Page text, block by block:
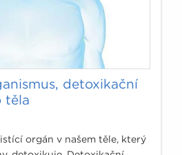
detoxikační
těla
orgán v našem těle, který